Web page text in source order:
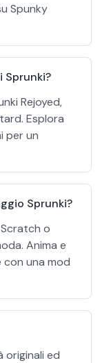
Spunky
Sprunki?
Rejoyed,
Esplora
per un
Sprunki?
o
Anima e
con una mod
originali ed